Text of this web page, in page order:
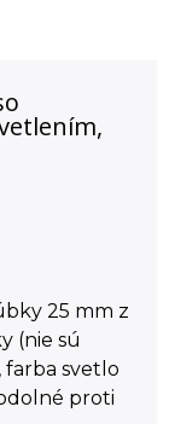
25 mm z
(nie sú
farba svetlo
proti